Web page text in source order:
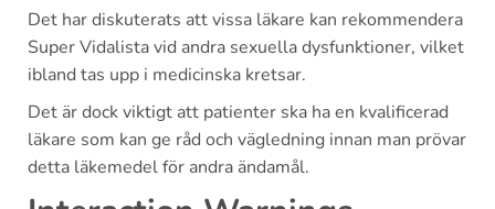
Det har diskuterats att vissa läkare kan rekommendera
Super Vidalista vid andra sexuella dysfunktioner, vilket
ibland tas upp i medicinska kretsar.
Det är dock viktigt att patienter ska ha en kvalificerad
läkare som kan ge råd och vägledning innan man prövar
detta läkemedel för andra ändamål.